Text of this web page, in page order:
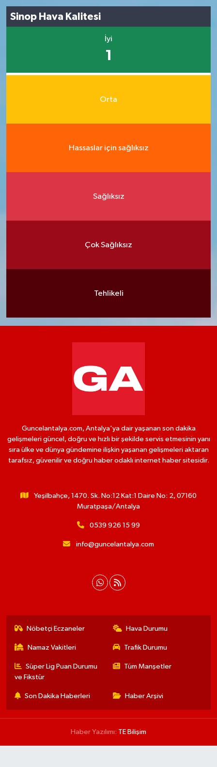
Sinop Hava Kalitesi
İyi
1
Orta
Hassaslar için sağlıksız
Sağlıksız
Çok Sağlıksız
Tehlikeli
Guncelantalya.com, Antalya'ya dair yaşanan son dakika
gelişmeleri güncel, doğru ve hızlı bir şekilde servis etmesinin yanı
sıra ülke ve dünya gündemine ilişkin yaşanan gelişmeleri aktaran
tarafsız, güvenilir ve doğru haber odaklı internet haber sitesidir.
Yeşilbahçe, 1470. Sk. No:12 Kat:1 Daire No: 2, 07160
Muratpaşa/Antalya
0539 926 15 99
info@guncelantalya.com
Nöbetçi Eczaneler Hava Durumu
Namaz Vakitleri Trafik Durumu
Süper Lig Puan Durumu
ve Fikstür
Tüm Manşetler
Son Dakika Haberleri Haber Arşivi
Haber Yazılımı: TE Bilişim